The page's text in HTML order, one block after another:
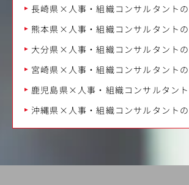
長崎県×人事・組織コンサルタント
熊本県×人事・組織コンサルタント
大分県×人事・組織コンサルタント
宮崎県×人事・組織コンサルタント
鹿児島県×人事・組織コンサルタン
沖縄県×人事・組織コンサルタント